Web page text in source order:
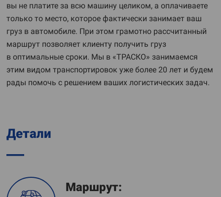
вы не платите за всю машину целиком, а оплачиваете
только то место, которое фактически занимает ваш
груз в автомобиле. При этом грамотно рассчитанный
маршрут позволяет клиенту получить груз
в оптимальные сроки. Мы в «ТРАСКО» занимаемся
этим видом транспортировок уже более 20 лет и будем
рады помочь с решением ваших логистических задач.
Детали
Маршрут: